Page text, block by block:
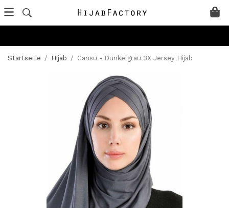
Startseite / Hijab / Cansu - Dunkelgrau 3X Jersey Hijab